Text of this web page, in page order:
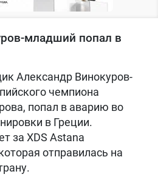
младший попал в
Александр Винокуров-
чемпиона
попал в аварию во
в Греции.
за XDS Astana
отправилась на